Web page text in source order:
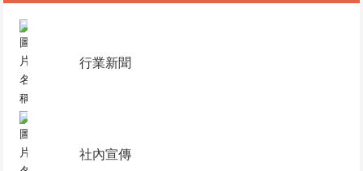
生產技術
人力資源
聯係狼群在线资源WWW官网
行業新聞
社內宣傳